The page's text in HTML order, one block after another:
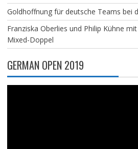
Goldhoffnung für deutsche Teams bei
Franziska Oberlies und Philip Kühne
Mixed-Doppel
GERMAN OPEN 2019